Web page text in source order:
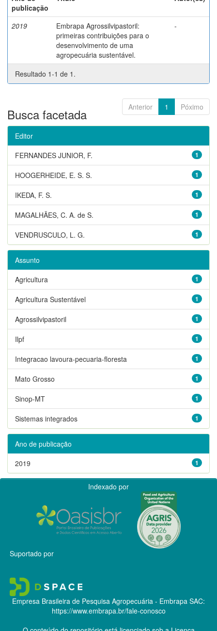
publicação
2019
Embrapa Agrossilvipastoril:
primeiras contribuições para o
desenvolvimento de uma
agropecuária sustentável.
-
Resultado 1-1 de 1.
Anterior 1 Póximo
Busca facetada
Editor
1
FERNANDES JUNIOR, F.
1
HOOGERHEIDE, E. S. S.
1
IKEDA, F. S.
1
MAGALHÃES, C. A. de S.
1
VENDRUSCULO, L. G.
Assunto
1
Agricultura
1
Agricultura Sustentável
1
Agrossilvipastoril
1
Ilpf
1
Integracao lavoura-pecuaria-floresta
1
Mato Grosso
1
Sinop-MT
1
Sistemas integrados
Ano de publicação
1
2019
Indexado por
Suportado por
Empresa Brasileira de Pesquisa Agropecuária - Embrapa SAC:
https://www.embrapa.br/fale-conosco